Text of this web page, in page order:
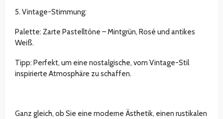
5. Vintage-Stimmung:
Palette: Zarte Pastelltöne – Mintgrün, Rosé und antikes
Weiß.
Tipp: Perfekt, um eine nostalgische, vom Vintage-Stil
inspirierte Atmosphäre zu schaffen.
Ganz gleich, ob Sie eine moderne Ästhetik, einen rustikalen